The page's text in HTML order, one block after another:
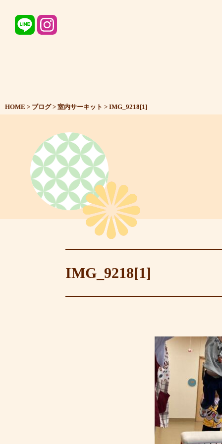
HOME > ブログ> 室内サーキット > IMG_9218[1]
IMG_9218[1]